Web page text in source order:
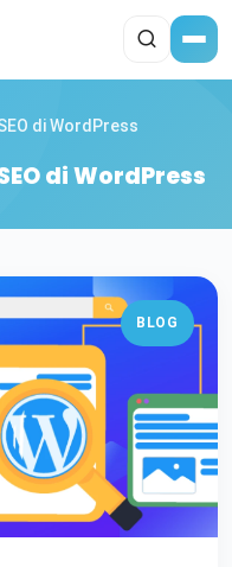
di WordPress
di WordPress
BLOG